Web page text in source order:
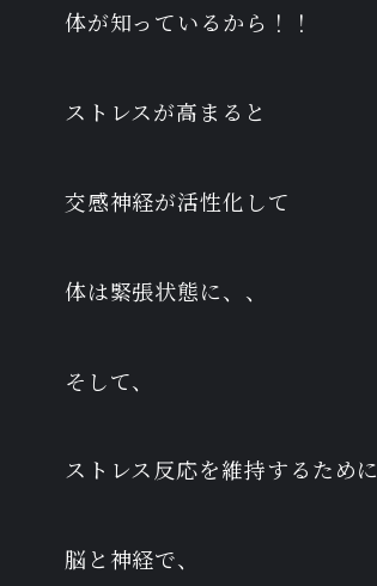
体が知っているから！！
ストレスが高まると
交感神経が活性化して
体は緊張状態に、、
そして、
ストレス反応を維持するために
脳と神経で、